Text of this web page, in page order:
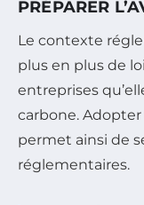
PRÉPARER
Le contexte
plus en plus de
entreprises
carbone.
permet ainsi de
réglementaires.